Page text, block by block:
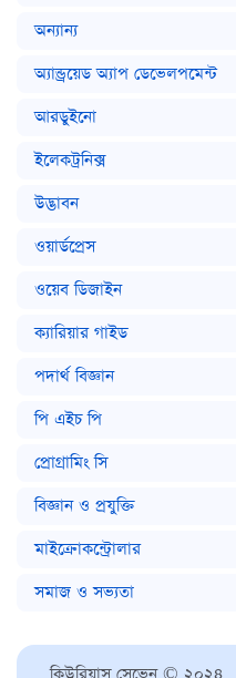
অন্যান্য
অ্যান্ড্রয়েড অ্যাপ ডেভেলপমেন্ট
আরডুইনো
ইলেকট্রনিক্স
উদ্ভাবন
ওয়ার্ডপ্রেস
ওয়েব ডিজাইন
ক্যারিয়ার গাইড
পদার্থ বিজ্ঞান
পি এইচ পি
প্রোগ্রামিং সি
বিজ্ঞান ও প্রযুক্তি
মাইক্রোকন্ট্রোলার
সমাজ ও সভ্যতা